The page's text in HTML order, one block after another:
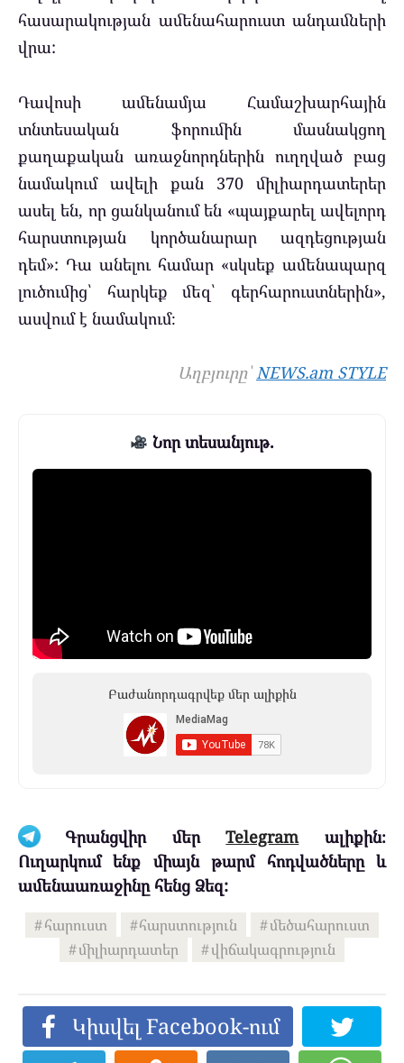
հասարակության ամենահարուստ անդամների
վրա:
Դավոսի ամենամյա Համաշխարհային
տնտեսական ֆորումին մասնակցող
քաղաքական առաջնորդներին ուղղված բաց
նամակում ավելի քան 370 միլիարդատերեր
ասել են, որ ցանկանում են «պայքարել ավելորդ
հարստության կործանարար ազդեցության
դեմ»: Դա անելու համար «սկսեք ամենապարզ
լուծումից՝ հարկեք մեզ՝ գերհարուստներին»,
ասվում է նամակում։
Աղբյուրը՝NEWS.am STYLE
Նոր տեսանյութ.
Բաժանորդագրվեք մեր ալիքին
Գրանցվիր մերTelegramալիքին։
Ուղարկում ենք միայն թարմ հոդվածները և
ամենաառաջինը հենց Ձեզ:
հարուստ հարստություն
մեծահարուստ
միլիարդատեր
վիճակագրություն
Կիսվել Facebook-ում